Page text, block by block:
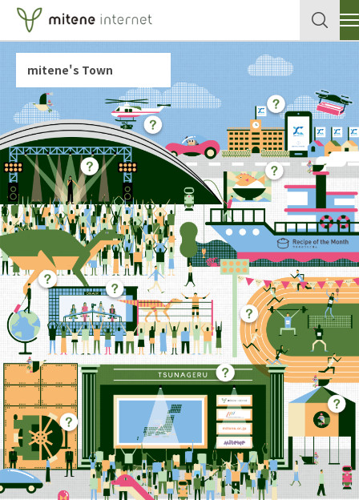
クラウド
データセンター
セキュリティ
ネットワーク
メールサービス
ホスティングサービス
企業情報
各種申込書・資料
導入事例
テックブログ
個人向けサイトはこちら
お問い合わせ
mitene's Town